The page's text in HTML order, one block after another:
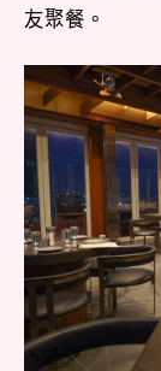
友聚餐。